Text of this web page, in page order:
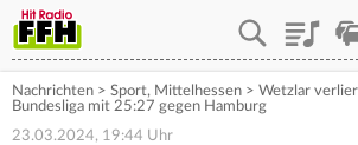
Playlist
Nachrichten > Sport, Mittelhessen > Wetzlar
Bundesliga mit 25:27 gegen Hamburg
23.03.2024, 19:44 Uhr